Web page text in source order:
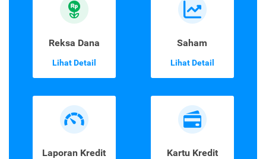
Reksa Dana
Lihat Detail
Saham
Lihat Detail
Laporan Kredit Kartu Kredit